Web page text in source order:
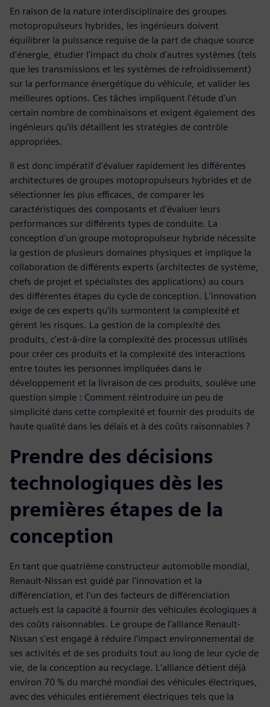
En raison de la nature interdisciplinaire des groupes
motopropulseurs hybrides, les ingénieurs doivent
équilibrer la puissance requise de la part de chaque source
d'énergie, étudier l'impact du choix d'autres systèmes (tels
que les transmissions et les systèmes de refroidissement)
sur la performance énergétique du véhicule, et valider les
meilleures options. Ces tâches impliquent l'étude d'un
certain nombre de combinaisons et exigent également des
ingénieurs qu'ils détaillent les stratégies de contrôle
appropriées.
Il est donc impératif d'évaluer rapidement les différentes
architectures de groupes motopropulseurs hybrides et de
sélectionner les plus efficaces, de comparer les
caractéristiques des composants et d'évaluer leurs
performances sur différents types de conduite. La
conception d'un groupe motopropulseur hybride nécessite
la gestion de plusieurs domaines physiques et implique la
collaboration de différents experts (architectes de système,
chefs de projet et spécialistes des applications) au cours
des différentes étapes du cycle de conception. L'innovation
exige de ces experts qu'ils surmontent la complexité et
gèrent les risques. La gestion de la complexité des
produits, c'est-à-dire la complexité des processus utilisés
pour créer ces produits et la complexité des interactions
entre toutes les personnes impliquées dans le
développement et la livraison de ces produits, soulève une
question simple : Comment réintroduire un peu de
simplicité dans cette complexité et fournir des produits de
haute qualité dans les délais et à des coûts raisonnables ?
Prendre des décisions
technologiques dès les
premières étapes de la
conception
En tant que quatrième constructeur automobile mondial,
Renault-Nissan est guidé par l'innovation et la
différenciation, et l'un des facteurs de différenciation
actuels est la capacité à fournir des véhicules écologiques à
des coûts raisonnables. Le groupe de l'alliance Renault-
Nissan s'est engagé à réduire l'impact environnemental de
ses activités et de ses produits tout au long de leur cycle de
vie, de la conception au recyclage. L'alliance détient déjà
environ 70 % du marché mondial des véhicules électriques,
avec des véhicules entièrement électriques tels que la